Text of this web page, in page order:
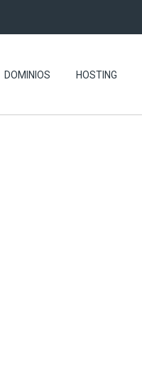
DOMINIOS HOSTING